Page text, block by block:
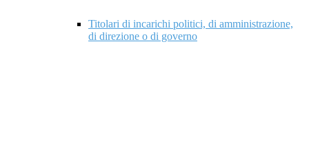
Titolari di incarichi politici, di amministrazione,
di direzione o di governo